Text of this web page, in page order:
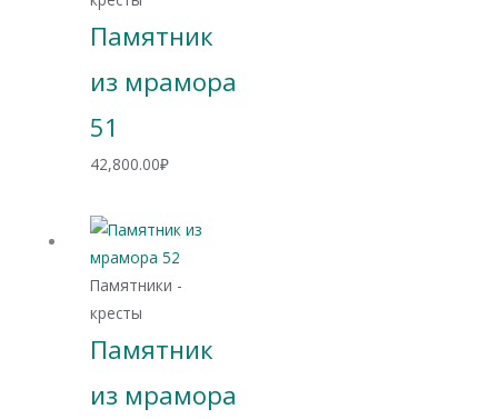
Памятник
из мрамора
51
42,800.00₽
Памятники -
кресты
Памятник
из мрамора